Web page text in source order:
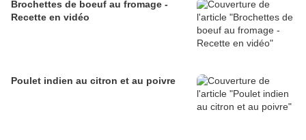
Brochettes de boeuf au fromage -
Recette en vidéo
Poulet indien au citron et au poivre